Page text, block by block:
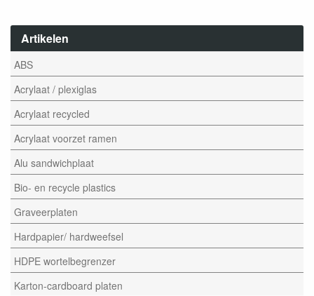
Artikelen
ABS
Acrylaat / plexiglas
Acrylaat recycled
Acrylaat voorzet ramen
Alu sandwichplaat
Bio- en recycle plastics
Graveerplaten
Hardpapier/ hardweefsel
HDPE wortelbegrenzer
Karton-cardboard platen